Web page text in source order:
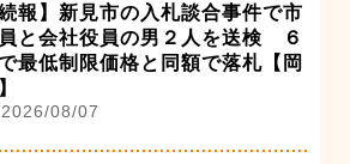
続報】新見市の入札談合事件で市
と会社役員の男２人を送検 ６
最低制限価格と同額で落札【岡
2026/08/07